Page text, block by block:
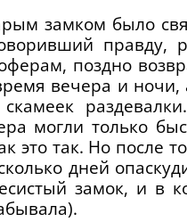
замком было
правду,
поздно
вечера и ночи,
могли только
это так. Но после
дней
замок, и в